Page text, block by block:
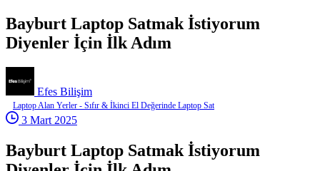
Bayburt Laptop Satmak İstiyorum
Diyenler İçin İlk Adım
Efes Bilişim
Laptop Alan Yerler - Sıfır & İkinci El Değerinde Laptop Sat
3 Mart 2025
Bayburt Laptop Satmak İstiyorum